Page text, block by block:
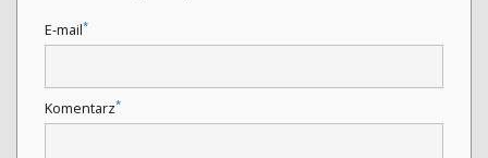
E-mail*
Komentarz*